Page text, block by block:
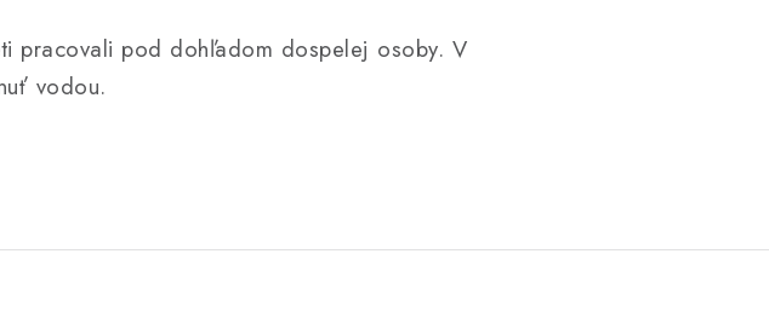
pracovali pod dohľadom dospelej osoby. V
vodou.